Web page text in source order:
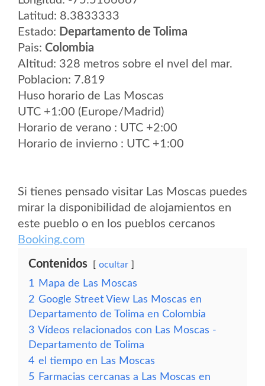
Latitud: 8.3833333
Estado: Departamento de Tolima
Pais: Colombia
Altitud: 328 metros sobre el nvel del mar.
Poblacion: 7.819
Huso horario de Las Moscas
UTC +1:00 (Europe/Madrid)
Horario de verano : UTC +2:00
Horario de invierno : UTC +1:00
Si tienes pensado visitar Las Moscas puedes
mirar la disponibilidad de alojamientos en
este pueblo o en los pueblos cercanos
Booking.com
Contenidos ocultar
1
Mapa de Las Moscas
2 Google Street View Las Moscas en
Departamento de Tolima en Colombia
3 Vídeos relacionados con Las Moscas -
Departamento de Tolima
4 el tiempo en Las Moscas
5 Farmacias cercanas a Las Moscas en